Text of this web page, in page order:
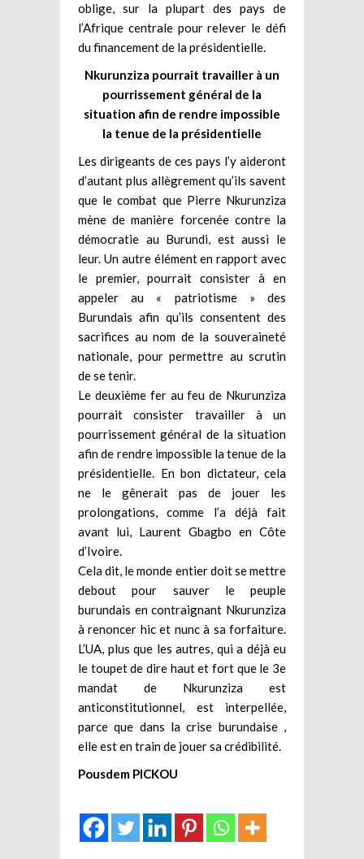
oblige, sur la plupart des pays de
l’Afrique centrale pour relever le défi
du financement de la présidentielle.
Nkurunziza pourrait travailler à un
pourrissement général de la
situation afin de rendre impossible
la tenue de la présidentielle
Les dirigeants de ces pays l’y aideront
d’autant plus allègrement qu’ils savent
que le combat que Pierre Nkurunziza
mène de manière forcenée contre la
démocratie au Burundi, est aussi le
leur. Un autre élément en rapport avec
le premier, pourrait consister à en
appeler au « patriotisme » des
Burundais afin qu’ils consentent des
sacrifices au nom de la souveraineté
nationale, pour permettre au scrutin
de se tenir.
Le deuxième fer au feu de Nkurunziza
pourrait consister travailler à un
pourrissement général de la situation
afin de rendre impossible la tenue de la
présidentielle. En bon dictateur, cela
ne le gênerait pas de jouer les
prolongations, comme l’a déjà fait
avant lui, Laurent Gbagbo en Côte
d’Ivoire.
Cela dit, le monde entier doit se mettre
debout pour sauver le peuple
burundais en contraignant Nkurunziza
à renoncer hic et nunc à sa forfaiture.
L’UA, plus que les autres, qui a déjà eu
le toupet de dire haut et fort que le 3e
mandat de Nkurunziza est
anticonstitutionnel, est interpellée,
parce que dans la crise burundaise ,
elle est en train de jouer sa crédibilité.
Pousdem PICKOU